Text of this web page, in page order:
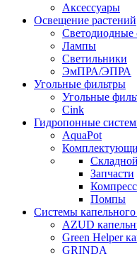
Аксессуары
Освещение растений
Светодиодные
Лампы
Светильники
ЭмПРА/ЭПРА
Угольные фильтры
Угольные
Cink
Гидропонные
AquaPot
Запчасти
Помпы
Системы
AZUD
Green Helper
GRINDA